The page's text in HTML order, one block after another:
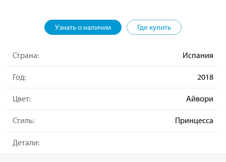
Узнать о наличии Где купить
Страна: Испания
Год: 2018
Цвет: Айвори
Стиль: Принцесса
Детали: